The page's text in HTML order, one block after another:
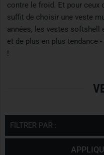
contre le froid. Et pour ceux
suffit de choisir une veste
années, les vestes softshell
et de plus en plus tendance
!
FILTRER PAR :